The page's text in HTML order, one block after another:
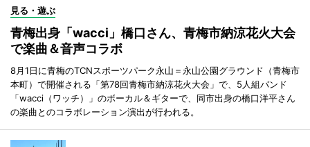
見る・遊ぶ
青梅出身「wacci」橋口さん、青梅市納涼花火大会
で楽曲＆音声コラボ
8月1日に青梅のTCNスポーツパーク永山＝永山公園グラウンド（青梅市
本町）で開催される「第78回青梅市納涼花火大会」で、5人組バンド
「wacci（ワッチ）」のボーカル＆ギターで、同市出身の橋口洋平さん
の楽曲とのコラボレーション演出が行われる。